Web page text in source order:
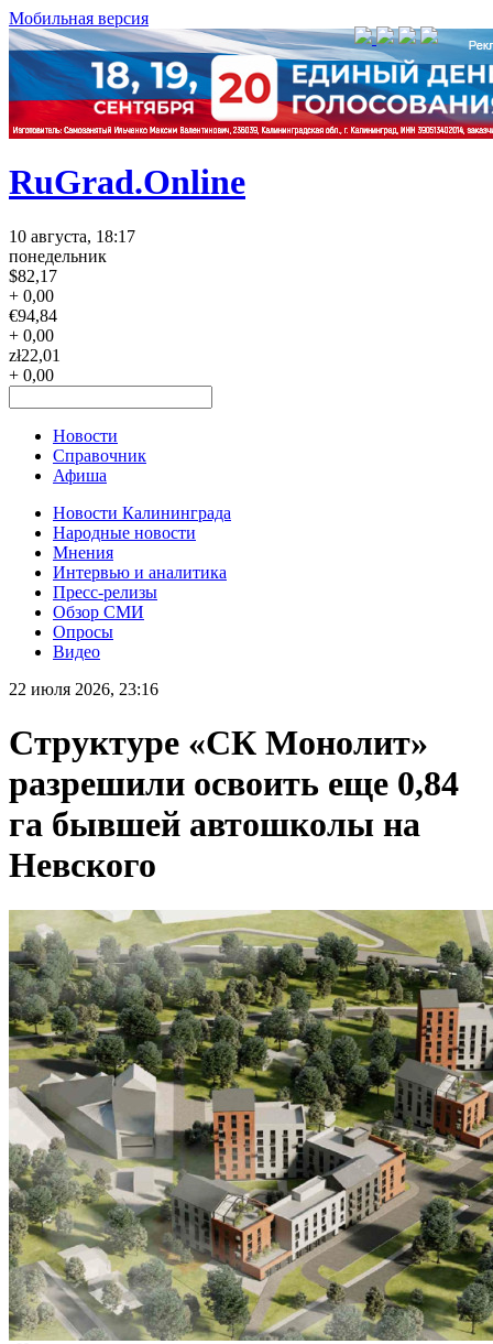
Мобильная версия
RuGrad.Online
10 августа, 18:17
понедельник
$82,17
+ 0,00
€94,84
+ 0,00
zł22,01
+ 0,00
Новости
Справочник
Афиша
Новости Калининграда
Народные новости
Мнения
Интервью и аналитика
Пресс-релизы
Обзор СМИ
Опросы
Видео
22 июля 2026, 23:16
Структуре «СК Монолит»
разрешили освоить еще 0,84
га бывшей автошколы на
Невского